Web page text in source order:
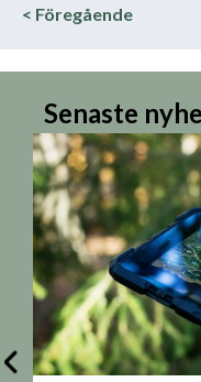
< Föregående
Senaste